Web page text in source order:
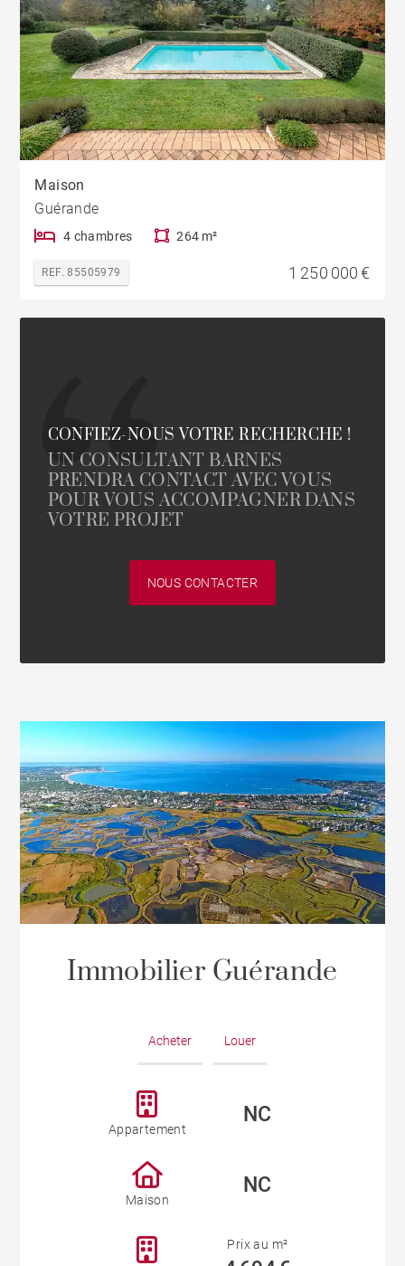
Maison
Guérande
4 chambres 264 m²
REF. 85505979 1 250 000 €
CONFIEZ-NOUS VOTRE RECHERCHE !
UN CONSULTANT BARNES
PRENDRA CONTACT AVEC VOUS
POUR VOUS ACCOMPAGNER DANS
VOTRE PROJET
NOUS CONTACTER
Immobilier Guérande
Acheter Louer
Appartement
NC
Maison
NC
Prix au m²